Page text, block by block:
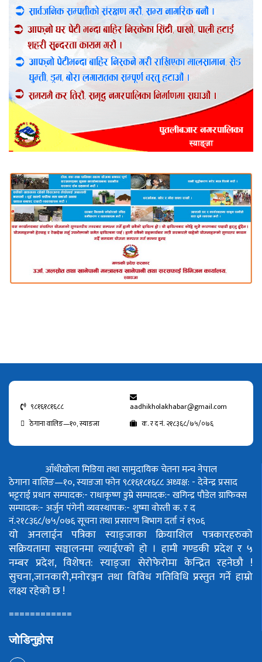
९८१६१८१६८८
aadhikholakhabar@gmail.com
ठेगाना वालिङ—१०, स्याङजा
क. र द नं. २१८३६८/७५/०७६
आँधीखोला मिडिया तथा सामुदायिक चेतना मन्च नेपाल
ठेगाना वालिङ—१०, स्याङजा फोन ९८१६१८१६८८अध्यक्ष: - देवेन्द्र प्रसाद
भट्टराईप्रधान सम्पादक:- राधाकृष्ण डुम्रेसम्पादक:- खगिन्द्र पौडेलग्राफिक्स
सम्पादक:- अर्जुन पंगेनीव्यवस्थापक:- शुष्मा वोस्तीक. र द
नं.२१८३६८/७५/०७६सूचना तथा प्रसारण बिभाग दर्ता नं १९०६
यो अनलाईन पत्रिका स्याङ्जाका क्रियाशिल पत्रकारहरुको
सक्रियतामा सञ्चालनमा ल्याईएको हो । हामी गण्डकी प्रदेश र ५
नम्बर प्रदेश, विशेषत: स्याङ्जा सेरोफेरोमा केन्द्रित रहनेछौ !
सुचना,जानकारी,मनोरञ्जन तथा विविध गतिविधि प्रस्तुत गर्ने हाम्रो
लक्ष्य रहेको छ !
============
जोडिनुहोस